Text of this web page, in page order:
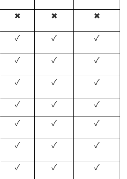
✖ ✖
✖
✓ ✓
✓
✓ ✓
✓
✓ ✓
✓
✓ ✓
✓
✓ ✓
✓
✓ ✓
✓
✓ ✓
✓